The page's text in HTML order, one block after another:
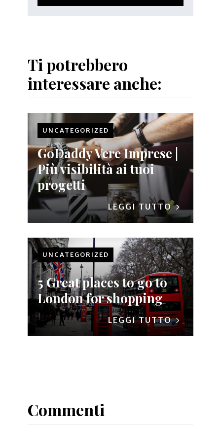
Ti potrebbero
interessare anche:
UNCATEGORIZED
GoDaddy Vere Imprese |
Più visibilità ai tuoi
progetti
LEGGI TUTTO
UNCATEGORIZED
5 Great places to go to
London for shopping
LEGGI TUTTO
Commenti